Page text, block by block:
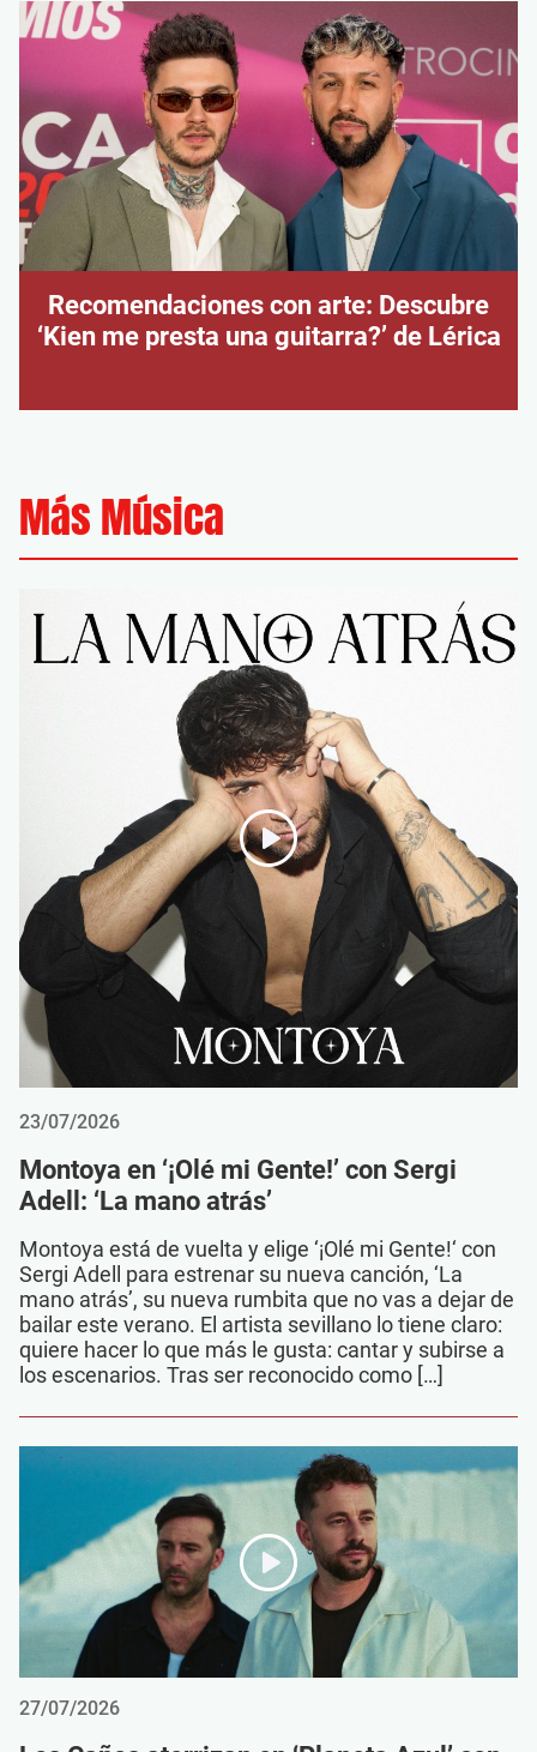
Recomendaciones con arte: Descubre
‘Kien me presta una guitarra?’ de Lérica
Más Música
23/07/2026
Montoya en ‘¡Olé mi Gente!’ con Sergi
Adell: ‘La mano atrás’
Montoya está de vuelta y elige ‘¡Olé mi Gente!‘ con
Sergi Adell para estrenar su nueva canción, ‘La
mano atrás’, su nueva rumbita que no vas a dejar de
bailar este verano. El artista sevillano lo tiene claro:
quiere hacer lo que más le gusta: cantar y subirse a
los escenarios. Tras ser reconocido como […]
27/07/2026